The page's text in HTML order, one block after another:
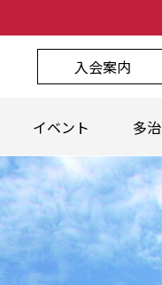
入会案内
イベント 多